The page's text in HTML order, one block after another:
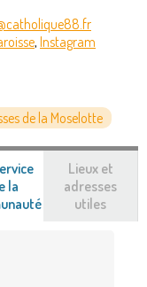
, Instagram
de la Moselotte
la
(onglet
Lieux et
adresses
utiles